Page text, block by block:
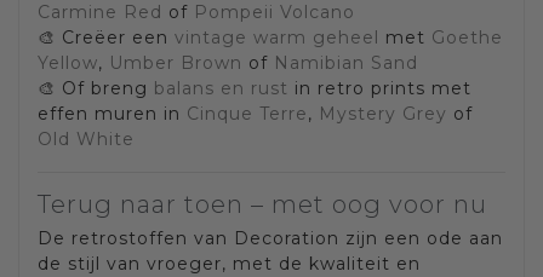
Carmine Red of Pompeii Volcano
🎨 Creëer een vintage warm geheel met Goethe
Yellow, Umber Brown of Namibian Sand
🎨 Of breng balans en rust in retro prints met
effen muren in Cinque Terre, Mystery Grey of
Old White
Terug naar toen – met oog voor nu
De retrostoffen van Decoration zijn een ode aan
de stijl van vroeger, met de kwaliteit en